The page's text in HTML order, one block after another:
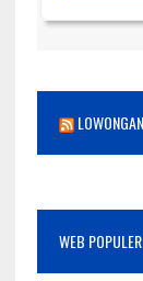
WEB POPULER